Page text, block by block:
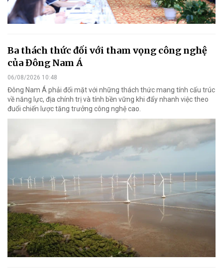
Ba thách thức đối với tham vọng công nghệ
của Đông Nam Á
06/08/2026 10:48
Đông Nam Á phải đối mặt với những thách thức mang tính cấu trúc
về năng lực, địa chính trị và tính bền vững khi đẩy nhanh việc theo
đuổi chiến lược tăng trưởng công nghệ cao.